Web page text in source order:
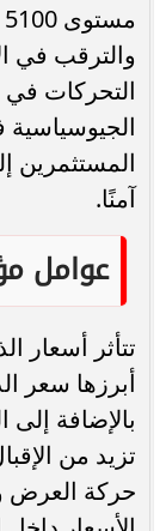
والترقب في
التحركات
المستثمرين
آمنًا.
عوامل
تتأثر أسعار
أبرزها سعر
بالإضافة
تزيد من
حركة العرض